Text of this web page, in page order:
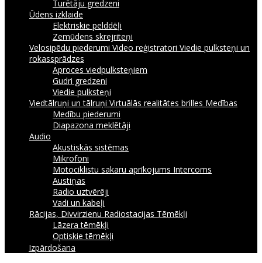
Turētāju gredzeni
Ūdens izklaide
Elektriskie pelddēļi
Zemūdens skrejriteņi
Velosipēdu piederumi Video reģistratori Viedie pulksteņi un
rokassprādzes
Aproces viedpulksteņiem
Gudri gredzeni
Viedie pulksteņi
Viedtālruņi un tālruņi Virtuālās realitātes brilles Medības
Medību piederumi
Diapazona meklētāji
Audio
Akustiskās sistēmas
Mikrofoni
Motociklistu sakaru aprīkojums Intercoms
Austiņas
Radio uztvērēji
Vadi un kabeļi
Rācijas, Divvirzienu Radiostacijas Tēmēkļi
Lāzera tēmēkļi
Optiskie tēmēkļi
Izpārdošana